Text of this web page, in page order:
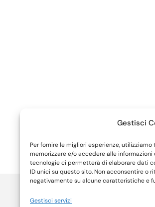
Gestisci
Per fornire le migliori esperienze,
memorizzare e/o accedere alle
tecnologie ci permetterà di elaborare dati
ID unici su questo sito. Non acconsentire o
negativamente su alcune caratteristiche e
Gestisci servizi